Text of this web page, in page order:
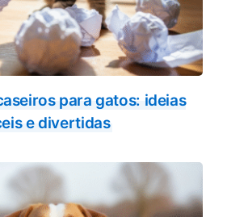
para gatos: ideias
e divertidas